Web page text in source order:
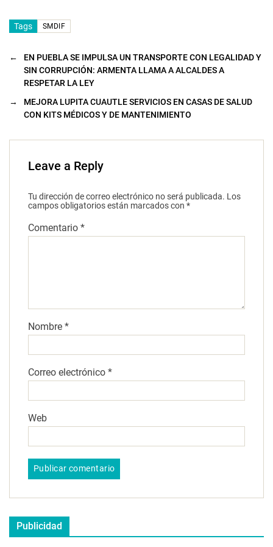
Tags SMDIF
←
EN PUEBLA SE IMPULSA UN TRANSPORTE CON LEGALIDAD Y
SIN CORRUPCIÓN: ARMENTA LLAMA A ALCALDES A
RESPETAR LA LEY
→
MEJORA LUPITA CUAUTLE SERVICIOS EN CASAS DE SALUD
CON KITS MÉDICOS Y DE MANTENIMIENTO
Leave a Reply
Tu dirección de correo electrónico no será publicada. Los
campos obligatorios están marcados con *
Comentario *
Nombre *
Correo electrónico *
Web
Publicidad